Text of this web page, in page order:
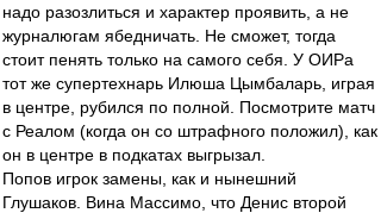
надо разозлиться и характер проявить, а не
журналюгам ябедничать. Не сможет, тогда
стоит пенять только на самого себя. У ОИРа
тот же супертехнарь Илюша Цымбаларь, играя
в центре, рубился по полной. Посмотрите матч
с Реалом (когда он со штрафного положил), как
он в центре в подкатах выгрызал.
Попов игрок замены, как и нынешний
Глушаков. Вина Массимо, что Денис второй